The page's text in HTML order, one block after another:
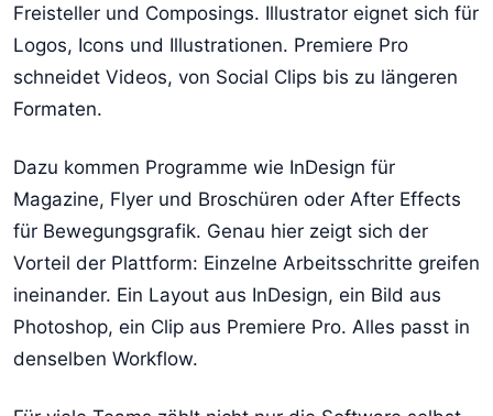
Freisteller und Composings. Illustrator eignet sich für
Logos, Icons und Illustrationen. Premiere Pro
schneidet Videos, von Social Clips bis zu längeren
Formaten.
Dazu kommen Programme wie InDesign für
Magazine, Flyer und Broschüren oder After Effects
für Bewegungsgrafik. Genau hier zeigt sich der
Vorteil der Plattform: Einzelne Arbeitsschritte greifen
ineinander. Ein Layout aus InDesign, ein Bild aus
Photoshop, ein Clip aus Premiere Pro. Alles passt in
denselben Workflow.